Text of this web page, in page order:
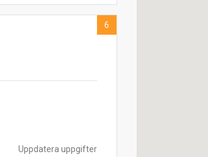
Uppdatera uppgifter
6